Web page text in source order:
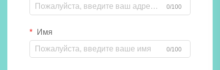
0/100
Имя
0/100